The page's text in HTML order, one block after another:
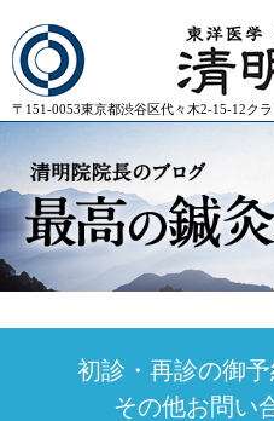
〒151-0053東京都渋谷区代々木2-15-12ク
初診・再診の御予
その他お問い